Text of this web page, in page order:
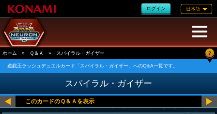
ログイン 日本語
ホーム » Ｑ＆Ａ » スパイラル・ガイザー ?
遊戯王ラッシュデュエルカード「スパイラル・ガイザー」へのQ&A一覧です。
スパイラル・ガイザー